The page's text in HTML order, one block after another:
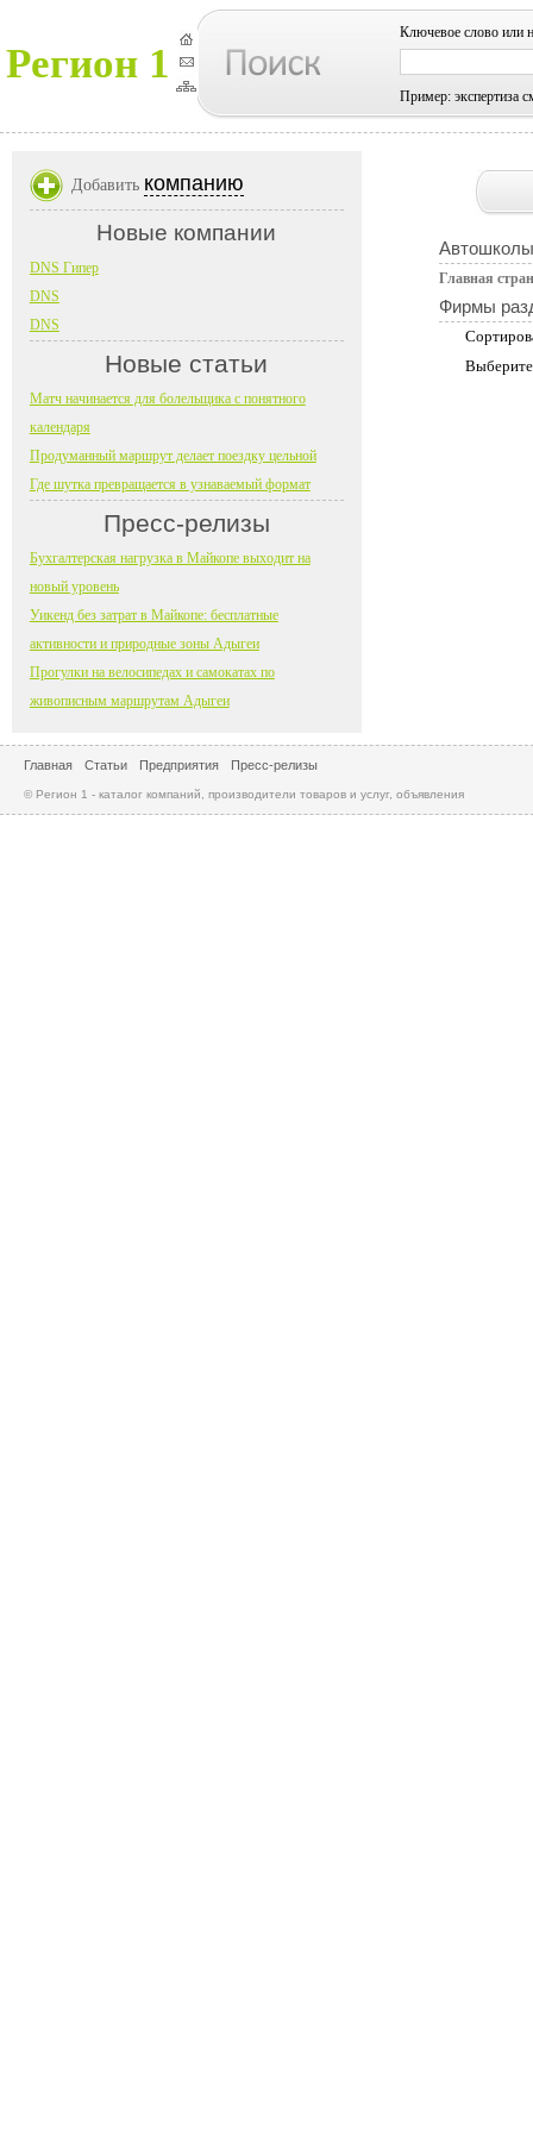
Регион 1
Ключевое слово или
Пример: экспертиза
Главная
Фирмы
Добавить компанию
Новые компании
DNS Гипер
DNS
DNS
Новые статьи
Матч начинается для болельщика с понятного
календаря
Продуманный маршрут делает поездку цельной
Где шутка превращается в узнаваемый формат
Пресс-релизы
Бухгалтерская нагрузка в Майкопе выходит на
новый уровень
Уикенд без затрат в Майкопе: бесплатные
активности и природные зоны Адыгеи
Прогулки на велосипедах и самокатах по
живописным маршрутам Адыгеи
Главная Статьи Предприятия Пресс-релизы
© Регион 1 - каталог компаний, производители товаров и услуг, объявления